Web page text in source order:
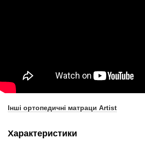
Інші ортопедичні матраци Artist
Характеристики